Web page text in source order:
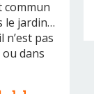
commun
le jardin…
pas
dans